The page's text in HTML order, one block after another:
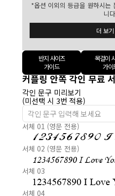
*옵션 이외의 등급을 원하시는
니
더 보
반지 사이즈
가이드
목걸이
가이
커플링 안쪽 각인 무료
각인 문구 미리보기
(미선택 시 3번 적용)
서체 01 (영문 전용)
1234567890 I
서체 02 (영문 전용)
1234567890 I Love
서체 03
1234567890 I
서체 04